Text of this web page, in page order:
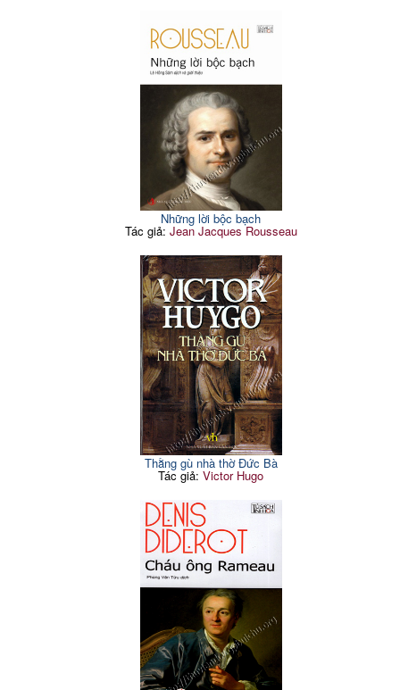
Những lời bộc bạch
Tác giả: Jean Jacques Rousseau
Thằng gù nhà thờ Đức Bà
Tác giả:Victor Hugo